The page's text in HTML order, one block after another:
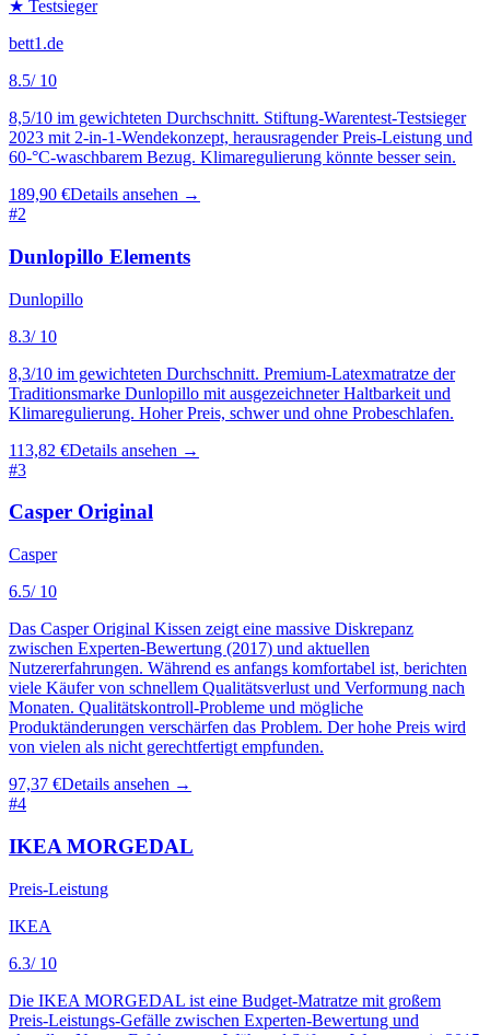
★ Testsieger
bett1.de
8.5/ 10
8,5/10 im gewichteten Durchschnitt. Stiftung-Warentest-Testsieger
2023 mit 2-in-1-Wendekonzept, herausragender Preis-Leistung und
60-°C-waschbarem Bezug. Klimaregulierung könnte besser sein.
189,90 €Details ansehen →
#2
Dunlopillo Elements
Dunlopillo
8.3/ 10
8,3/10 im gewichteten Durchschnitt. Premium-Latexmatratze der
Traditionsmarke Dunlopillo mit ausgezeichneter Haltbarkeit und
Klimaregulierung. Hoher Preis, schwer und ohne Probeschlafen.
113,82 €Details ansehen →
#3
Casper Original
Casper
6.5/ 10
Das Casper Original Kissen zeigt eine massive Diskrepanz
zwischen Experten-Bewertung (2017) und aktuellen
Nutzererfahrungen. Während es anfangs komfortabel ist, berichten
viele Käufer von schnellem Qualitätsverlust und Verformung nach
Monaten. Qualitätskontroll-Probleme und mögliche
Produktänderungen verschärfen das Problem. Der hohe Preis wird
von vielen als nicht gerechtfertigt empfunden.
97,37 €Details ansehen →
#4
IKEA MORGEDAL
Preis-Leistung
IKEA
6.3/ 10
Die IKEA MORGEDAL ist eine Budget-Matratze mit großem
Preis-Leistungs-Gefälle zwischen Experten-Bewertung und